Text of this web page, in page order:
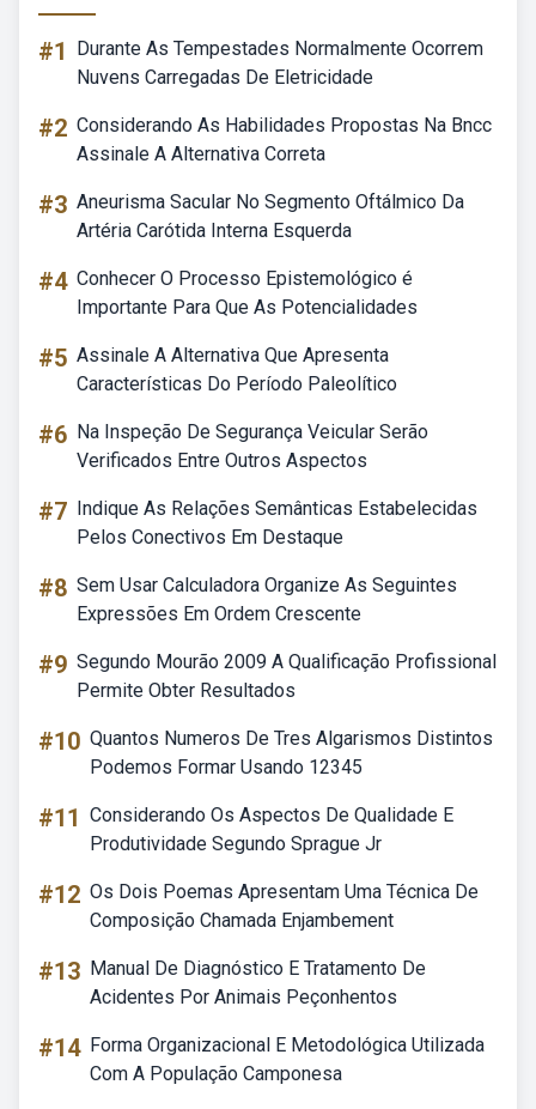
#1
Durante As Tempestades Normalmente Ocorrem
Nuvens Carregadas De Eletricidade
#2 Considerando As Habilidades Propostas Na Bncc
Assinale A Alternativa Correta
#3 Aneurisma Sacular No Segmento Oftálmico Da
Artéria Carótida Interna Esquerda
#4 Conhecer O Processo Epistemológico é
Importante Para Que As Potencialidades
#5 Assinale A Alternativa Que Apresenta
Características Do Período Paleolítico
#6 Na Inspeção De Segurança Veicular Serão
Verificados Entre Outros Aspectos
#7 Indique As Relações Semânticas Estabelecidas
Pelos Conectivos Em Destaque
#8 Sem Usar Calculadora Organize As Seguintes
Expressões Em Ordem Crescente
#9 Segundo Mourão 2009 A Qualificação Profissional
Permite Obter Resultados
#10 Quantos Numeros De Tres Algarismos Distintos
Podemos Formar Usando 12345
#11 Considerando Os Aspectos De Qualidade E
Produtividade Segundo Sprague Jr
#12 Os Dois Poemas Apresentam Uma Técnica De
Composição Chamada Enjambement
#13 Manual De Diagnóstico E Tratamento De
Acidentes Por Animais Peçonhentos
#14 Forma Organizacional E Metodológica Utilizada
Com A População Camponesa